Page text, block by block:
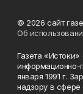
© 2026 сайт
Об
Газета
информационно-
января 1991 г.
надзору в сфере